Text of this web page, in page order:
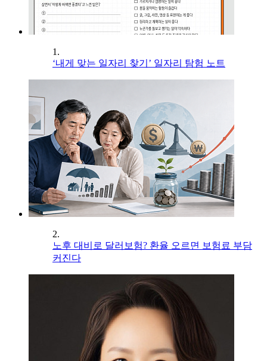
1.
‘내게 맞는 일자리 찾기’ 일자리 탐험 노트
2.
노후 대비로 달러보험? 환율 오르면 보험료 부담
커진다